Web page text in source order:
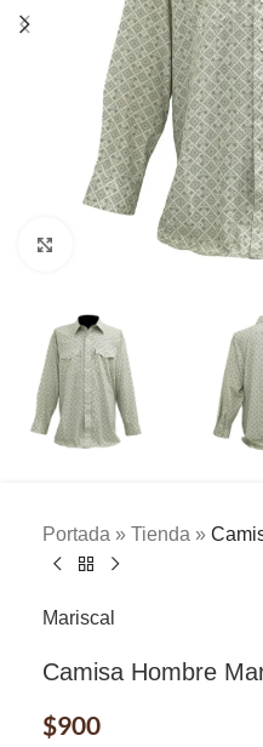
Clic para ampliar
Portada » Tienda »
Mariscal
Camisa Hombre
$900